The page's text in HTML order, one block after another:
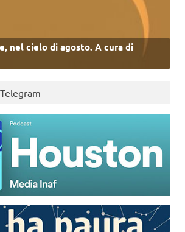
nel cielo di agosto. A cura di